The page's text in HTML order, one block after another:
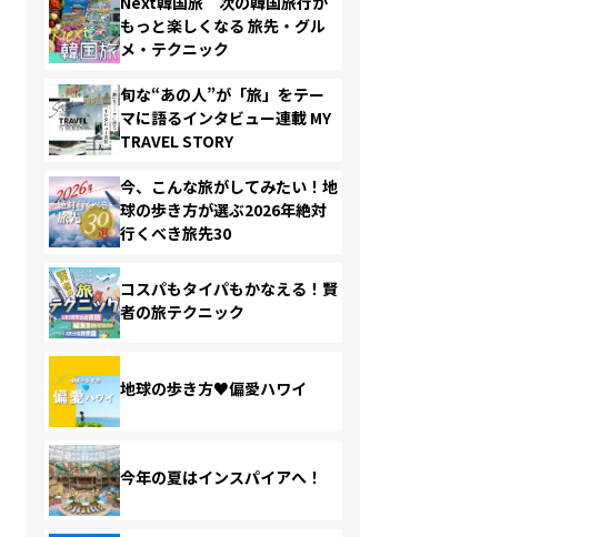
もっと楽しくなる 旅先・グル
メ・テクニック
旬な“あの人”が「旅」をテー
マに語るインタビュー連載 MY
TRAVEL STORY
今、こんな旅がしてみたい！地
球の歩き方が選ぶ2026年絶対
行くべき旅先30
コスパもタイパもかなえる！賢
者の旅テクニック
地球の歩き方♥偏愛ハワイ
今年の夏はインスパイアへ！